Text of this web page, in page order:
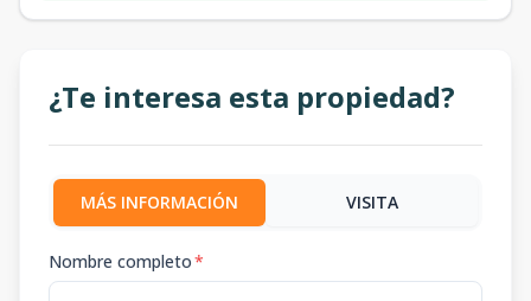
¿Te interesa esta propiedad?
MÁS INFORMACIÓN VISITA
Nombre completo*